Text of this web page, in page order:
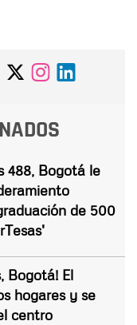
488, Bogotá le
de 500
Bogotá! El
hogares y se
centro